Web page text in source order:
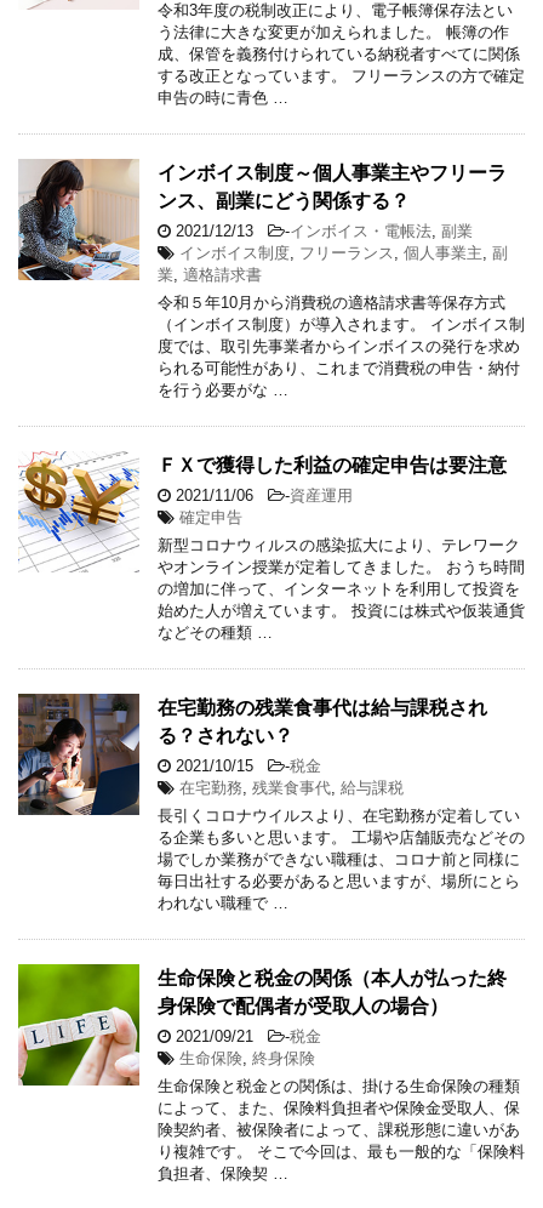
令和3年度の税制改正により、電子帳簿保存法とい
う法律に大きな変更が加えられました。 帳簿の作
成、保管を義務付けられている納税者すべてに関係
する改正となっています。 フリーランスの方で確定
申告の時に青色 …
インボイス制度～個人事業主やフリーラ
ンス、副業にどう関係する？
2021/12/13 -インボイス・電帳法, 副業
インボイス制度, フリーランス , 個人事業主, 副
業, 適格請求書
令和５年10月から消費税の適格請求書等保存方式
（インボイス制度）が導入されます。 インボイス制
度では、取引先事業者からインボイスの発行を求め
られる可能性があり、これまで消費税の申告・納付
を行う必要がな …
ＦＸで獲得した利益の確定申告は要注意
2021/11/06 -資産運用
確定申告
新型コロナウィルスの感染拡大により、テレワーク
やオンライン授業が定着してきました。 おうち時間
の増加に伴って、インターネットを利用して投資を
始めた人が増えています。 投資には株式や仮装通貨
などその種類 …
在宅勤務の残業食事代は給与課税され
る？されない？
2021/10/15 -税金
在宅勤務, 残業食事代, 給与課税
長引くコロナウイルスより、在宅勤務が定着してい
る企業も多いと思います。 工場や店舗販売などその
場でしか業務ができない職種は、コロナ前と同様に
毎日出社する必要があると思いますが、場所にとら
われない職種で …
生命保険と税金の関係（本人が払った終
身保険で配偶者が受取人の場合）
2021/09/21 -税金
生命保険, 終身保険
生命保険と税金との関係は、掛ける生命保険の種類
によって、また、保険料負担者や保険金受取人、保
険契約者、被保険者によって、課税形態に違いがあ
り複雑です。 そこで今回は、最も一般的な「保険料
負担者、保険契 …